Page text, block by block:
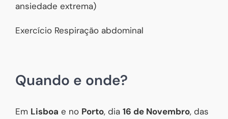
ansiedade extrema)
Exercício Respiração abdominal
Quando e onde?
Em Lisboa e no Porto, dia 16 de Novembro, das